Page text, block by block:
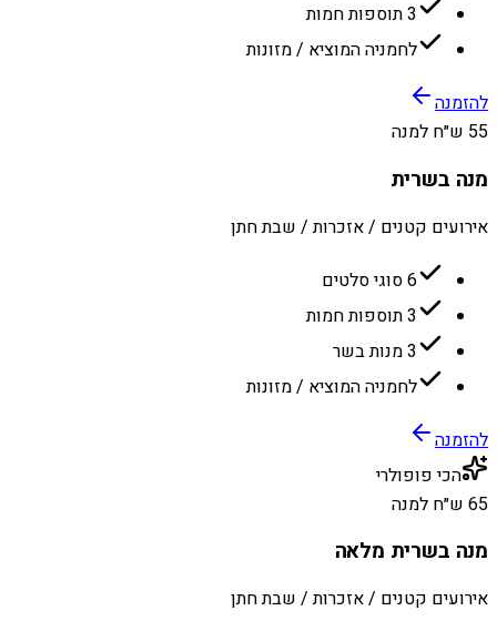
3 תוספות חמות
לחמניה המוציא / מזונות
להזמנה
55 ש״ח למנה
מנה בשרית
אירועים קטנים / אזכרות / שבת חתן
6 סוגי סלטים
3 תוספות חמות
3 מנות בשר
לחמניה המוציא / מזונות
להזמנה
הכי פופולרי
65 ש״ח למנה
מנה בשרית מלאה
אירועים קטנים / אזכרות / שבת חתן